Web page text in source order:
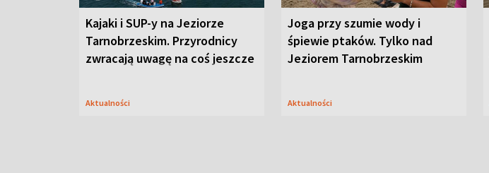
Kajaki i SUP-y na Jeziorze
Tarnobrzeskim. Przyrodnicy
zwracają uwagę na coś jeszcze
Aktualności
Joga przy szumie wody i
śpiewie ptaków. Tylko nad
Jeziorem Tarnobrzeskim
Aktualności